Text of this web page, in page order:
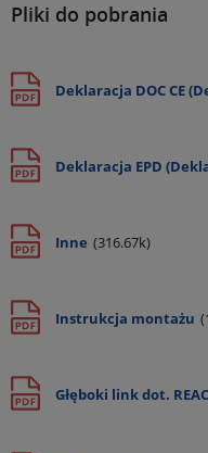
Pliki do pobrania
Deklaracja DOC CE
Deklaracja EPD
Inne (316.67k)
Instrukcja montażu
Głęboki link dot.